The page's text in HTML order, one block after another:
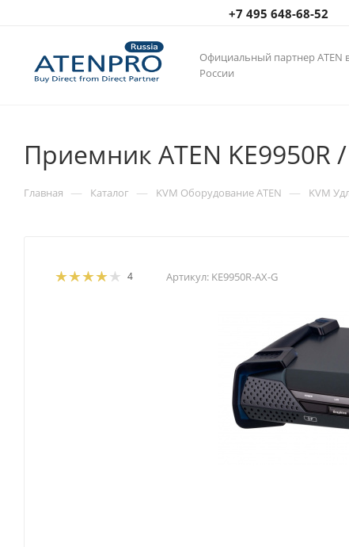
+7 495 648-68-52
Официальный партнер ATEN
России
Приемник ATEN KE9950R /
Главная — Каталог — KVM Оборудование ATEN — KVM
4 Артикул: KE9950R-AX-G